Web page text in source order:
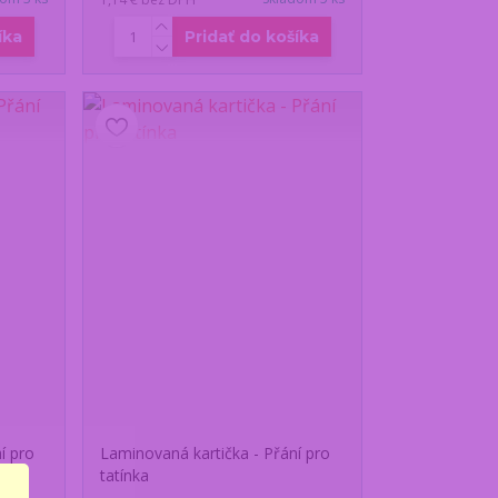
Pridať do košíka
pro
Laminovaná kartička - Přání pro
tatínka